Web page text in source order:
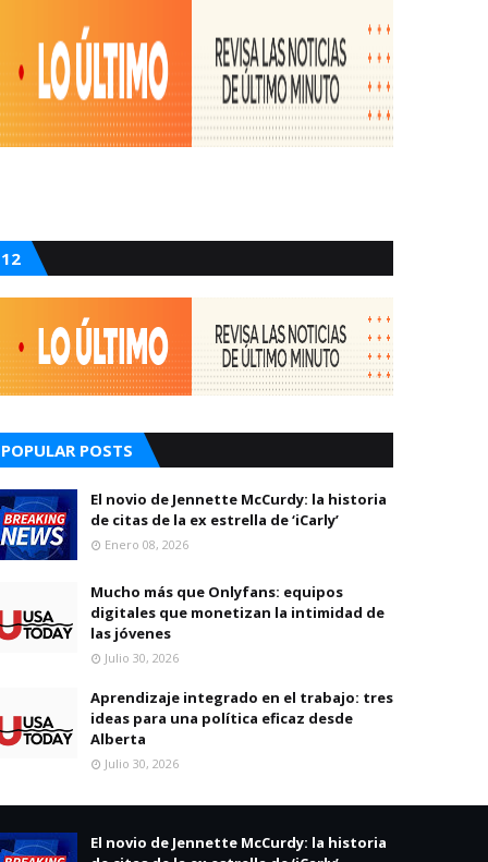
12
POPULAR POSTS
El novio de Jennette McCurdy: la historia
de citas de la ex estrella de ‘iCarly’
Enero 08, 2026
Mucho más que Onlyfans: equipos
digitales que monetizan la intimidad de
las jóvenes
Julio 30, 2026
Aprendizaje integrado en el trabajo: tres
ideas para una política eficaz desde
Alberta
Julio 30, 2026
El novio de Jennette McCurdy: la historia